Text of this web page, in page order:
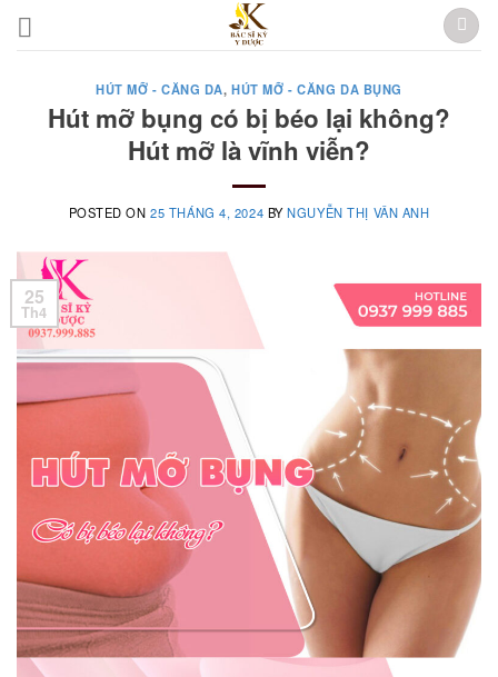
Skip
HÚT MỠ - CĂNG DA,HÚT MỠ - CĂNG DA BỤNG
Hút mỡ bụng có bị béo lại không?
Hút mỡ là vĩnh viễn?
POSTED ON25 THÁNG 4, 2024 BYNGUYỄN THỊ VÂN ANH
25
Th4